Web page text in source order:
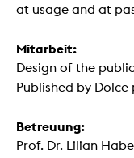
at usage and at
Mitarbeit:
Design of the
Published by Dolce
Betreuung:
Prof. Dr. Lilian